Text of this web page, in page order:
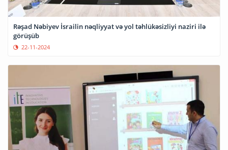
Rəşad Nəbiyev İsrailin nəqliyyat və yol təhlükəsizliyi naziri ilə
görüşüb
22-11-2024